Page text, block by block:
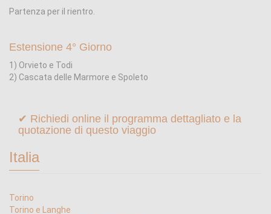
Partenza per il rientro.
Estensione 4° Giorno
1) Orvieto e Todi
2) Cascata delle Marmore e Spoleto
✔ Richiedi online il programma dettagliato e la
quotazione di questo viaggio
Italia
Torino
Torino e Langhe